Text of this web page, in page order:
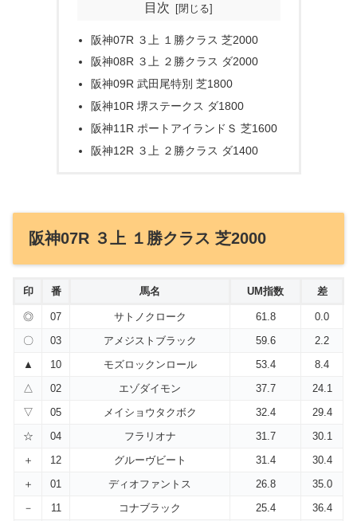
目次
阪神07R ３上 １勝クラス 芝2000
阪神08R ３上 ２勝クラス ダ2000
阪神09R 武田尾特別 芝1800
阪神10R 堺ステークス ダ1800
阪神11R ポートアイランドＳ 芝1600
阪神12R ３上 ２勝クラス ダ1400
阪神07R ３上 １勝クラス 芝2000
印 番 馬名 UM指数 差
◎ 07 サトノクローク 61.8
0.0
〇
03 アメジストブラック 59.6
2.2
▲
10 モズロックンロール 53.4
8.4
△
02 エゾダイモン 37.7
24.1
▽
05 メイショウタクボク 32.4
29.4
☆
04 フラリオナ 31.7
30.1
＋
12 グルーヴビート 31.4
30.4
＋
01 ディオファントス 26.8
35.0
－
11 コナブラック 25.4
36.4